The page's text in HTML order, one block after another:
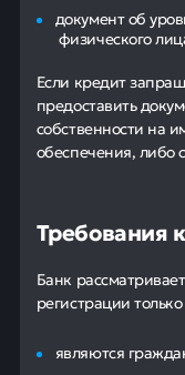
документ об
физического
Если кредит
предоставить
собственности на
обеспечения, либо
Требования
Банк
регистрации
являются